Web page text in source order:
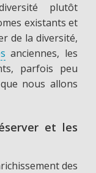
plutôt
existants et
de la diversité,
anciennes, les
parfois peu
nous allons
et les
des